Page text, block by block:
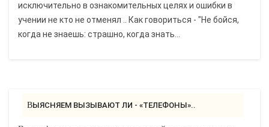
УЧЕБНИК CSS
исключительно в ознакомительных целях и ошибки в
учении не кто не отменял .. Как говориться - "Не бойся,
когда не знаешь: страшно, когда знать...
ВЫЯСНЯЕМ ВЫЗЫВАЮТ ЛИ - «ТЕЛЕФОНЫ»..